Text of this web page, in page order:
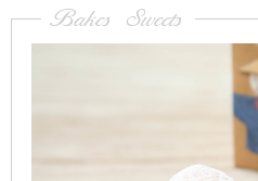
Bakes Sweets